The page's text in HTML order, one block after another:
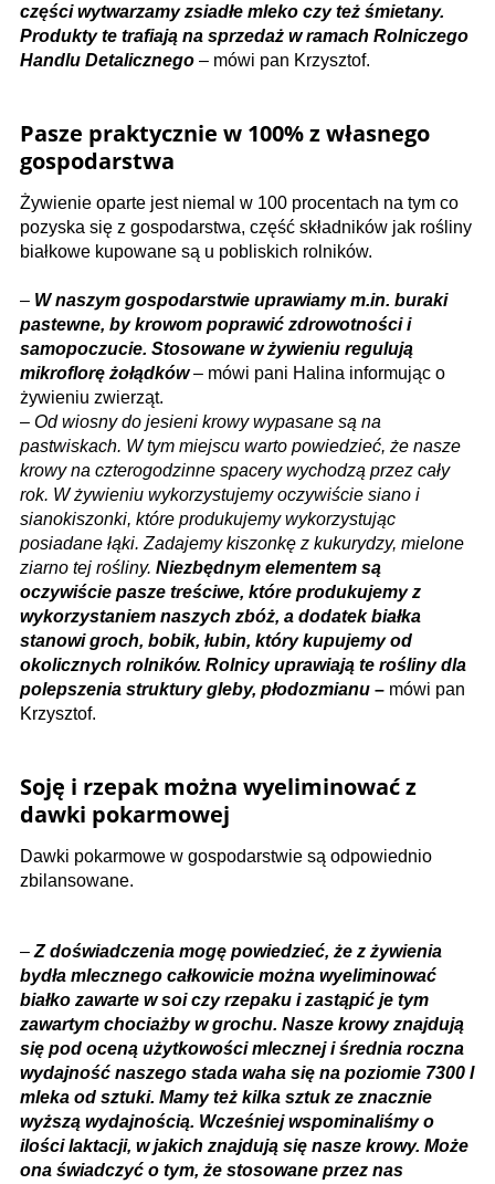
części wytwarzamy zsiadłe mleko czy też śmietany.
Produkty te trafiają na sprzedaż w ramach Rolniczego
Handlu Detalicznego – mówi pan Krzysztof.
Pasze praktycznie w 100% z własnego
gospodarstwa
Żywienie oparte jest niemal w 100 procentach na tym co
pozyska się z gospodarstwa, część składników jak rośliny
białkowe kupowane są u pobliskich rolników.
– W naszym gospodarstwie uprawiamy m.in. buraki
pastewne, by krowom poprawić zdrowotności i
samopoczucie. Stosowane w żywieniu regulują
mikroflorę żołądków – mówi pani Halina informując o
żywieniu zwierząt.
– Od wiosny do jesieni krowy wypasane są na
pastwiskach. W tym miejscu warto powiedzieć, że nasze
krowy na czterogodzinne spacery wychodzą przez cały
rok. W żywieniu wykorzystujemy oczywiście siano i
sianokiszonki, które produkujemy wykorzystując
posiadane łąki. Zadajemy kiszonkę z kukurydzy, mielone
ziarno tej rośliny. Niezbędnym elementem są
oczywiście pasze treściwe, które produkujemy z
wykorzystaniem naszych zbóż, a dodatek białka
stanowi groch, bobik, łubin, który kupujemy od
okolicznych rolników. Rolnicy uprawiają te rośliny dla
polepszenia struktury gleby, płodozmianu – mówi pan
Krzysztof.
Soję i rzepak można wyeliminować z
dawki pokarmowej
Dawki pokarmowe w gospodarstwie są odpowiednio
zbilansowane.
– Z doświadczenia mogę powiedzieć, że z żywienia
bydła mlecznego całkowicie można wyeliminować
białko zawarte w soi czy rzepaku i zastąpić je tym
zawartym chociażby w grochu. Nasze krowy znajdują
się pod oceną użytkowości mlecznej i średnia roczna
wydajność naszego stada waha się na poziomie 7300 l
mleka od sztuki. Mamy też kilka sztuk ze znacznie
wyższą wydajnością. Wcześniej wspominaliśmy o
ilości laktacji, w jakich znajdują się nasze krowy. Może
ona świadczyć o tym, że stosowane przez nas